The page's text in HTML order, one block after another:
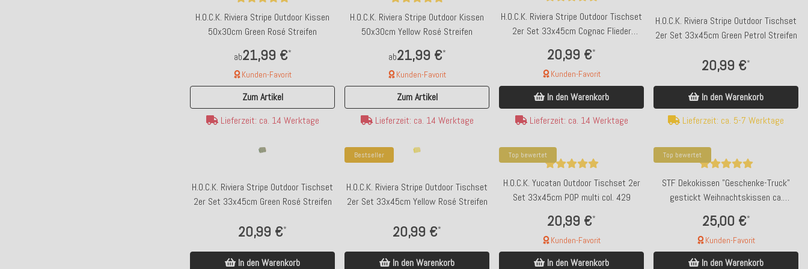
H.O.C.K. Riviera Stripe Outdoor Kissen
50x30cm Green Rosé Streifen
ab21,99 €*
Kunden-Favorit
Zum Artikel
Lieferzeit: ca. 14 Werktage
H.O.C.K. Riviera Stripe Outdoor Kissen
50x30cm Yellow Rosé Streifen
ab21,99 €*
Kunden-Favorit
Zum Artikel
Lieferzeit: ca. 14 Werktage
H.O.C.K. Riviera Stripe Outdoor Tischset
2er Set 33x45cm Cognac Flieder
20,99 €*
Kunden-Favorit
In den Warenkorb
Lieferzeit: ca. 14 Werktage
H.O.C.K. Riviera Stripe Outdoor Tischset
2er Set 33x45cm Green Petrol Streifen
20,99 €*
In den Warenkorb
Lieferzeit: ca. 5-7 Werktage
H.O.C.K. Riviera Stripe Outdoor Tischset
2er Set 33x45cm Green Rosé Streifen
20,99 €*
In den Warenkorb
Bestseller
H.O.C.K. Riviera Stripe Outdoor Tischset
2er Set 33x45cm Yellow Rosé Streifen
20,99 €*
In den Warenkorb
Top bewertet
H.O.C.K. Yucatan Outdoor Tischset 2er
Set 33x45cm POP multi col. 429
20,99 €*
Kunden-Favorit
In den Warenkorb
Top bewertet
STF Dekokissen "Geschenke-Truck"
gestickt Weihnachtskissen ca.
25,00 €*
Kunden-Favorit
In den Warenkorb